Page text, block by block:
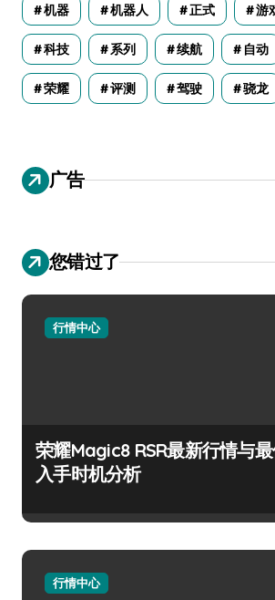
机器 机器人 正式 游
科技 系列 续航 自动
荣耀 评测 驾驶 骁龙
广告
您错过了
行情中心
荣耀Magic8 RSR最新行情与
入手时机分析
行情中心